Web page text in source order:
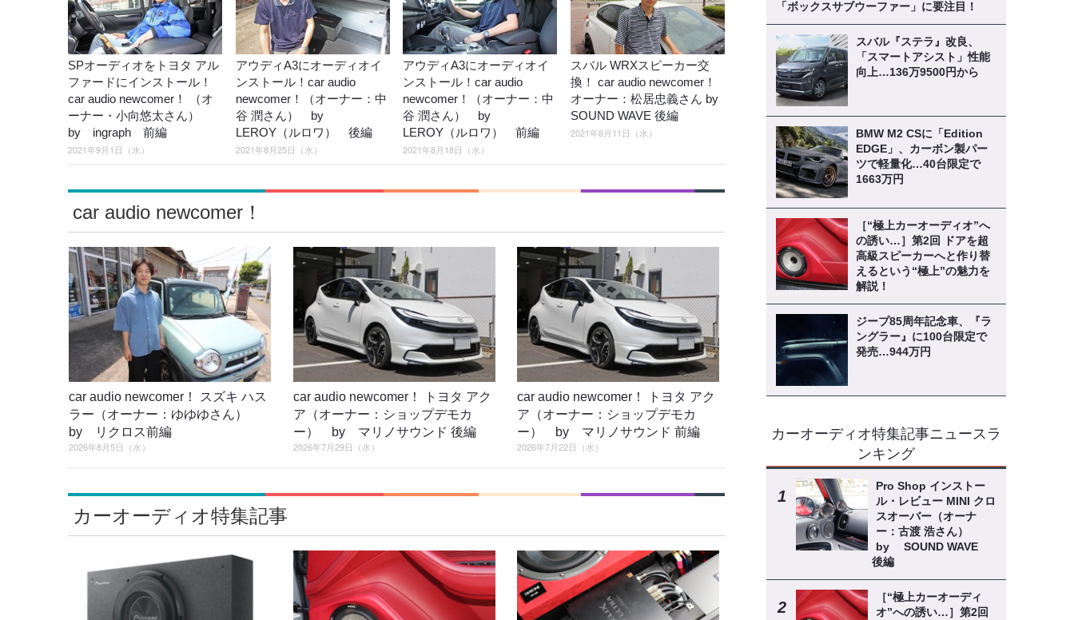
SPオーディオをトヨタ アル
ファードにインストール！
car audio newcomer！ （オ
ーナー・小向悠太さん）
by ingraph 前編
2021年9月1日（水）
アウディA3にオーディオイ
ンストール！car audio
newcomer！（オーナー：中
谷 潤さん） by
LEROY（ルロワ） 後編
2021年8月25日（水）
アウディA3にオーディオイ
ンストール！car audio
newcomer！（オーナー：中
谷 潤さん） by
LEROY（ルロワ） 前編
2021年8月18日（水）
スバル WRXスピーカー交
換！ car audio newcomer！
オーナー：松居忠義さん by
SOUND WAVE 後編
2021年8月11日（水）
car audio newcomer！
car audio newcomer！ スズキ ハス
ラー（オーナー：ゆゆゆさん）
by リクロス前編
2026年8月5日（水）
car audio newcomer！ トヨタ アク
ア（オーナー：ショップデモカ
ー） by マリノサウンド 後編
2026年7月29日（水）
car audio newcomer！ トヨタ アク
ア（オーナー：ショップデモカ
ー） by マリノサウンド 前編
2026年7月22日（水）
カーオーディオ特集記事
「ボックスサブウーファー」に要注目！
スバル『ステラ』改良、
「スマートアシスト」性能
向上…136万9500円から
BMW M2 CSに「Edition
EDGE」、カーボン製パー
ツで軽量化…40台限定で
1663万円
［“極上カーオーディオ”へ
の誘い…］第2回 ドアを超
高級スピーカーへと作り替
えるという“極上”の魅力を
解説！
ジープ85周年記念車、『ラ
ングラー』に100台限定で
発売…944万円
カーオーディオ特集記事ニュースラ
ンキング
Pro Shop インストー
ル・レビュー MINI クロ
スオーバー（オーナ
ー：古渡 浩さん）
by SOUND WAVE
後編
［“極上カーオーディ
オ”への誘い…］第2回